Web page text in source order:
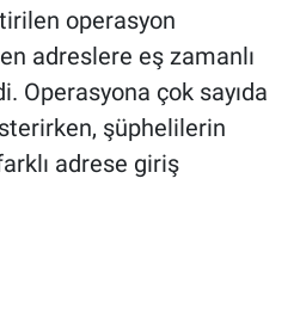
operasyon
adreslere eş zamanlı
Operasyona çok sayıda
şüphelilerin
adrese giriş